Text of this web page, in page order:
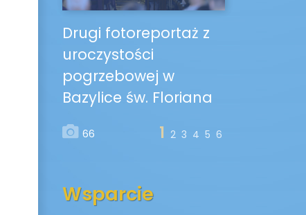
Drugi fotoreportaż z
uroczystości
pogrzebowej w
Bazylice św. Floriana
66 1 2 3 4 5 6
Wsparcie